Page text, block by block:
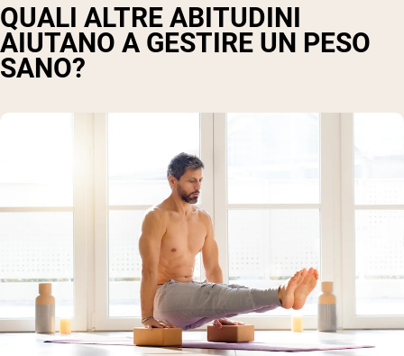
QUALI ALTRE ABITUDINI
AIUTANO A GESTIRE UN PESO
SANO?